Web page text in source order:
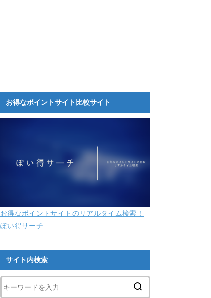
お得なポイントサイト比較サイト
お得なポイントサイトのリアルタイム検索！
ぽい得サーチ
サイト内検索